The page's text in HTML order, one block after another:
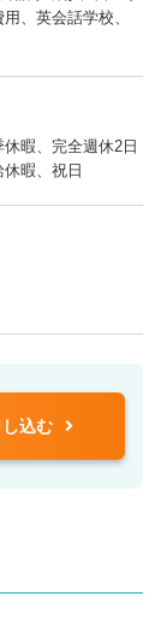
、英会話学校、
暇、完全週休2日
暇、祝日
込む